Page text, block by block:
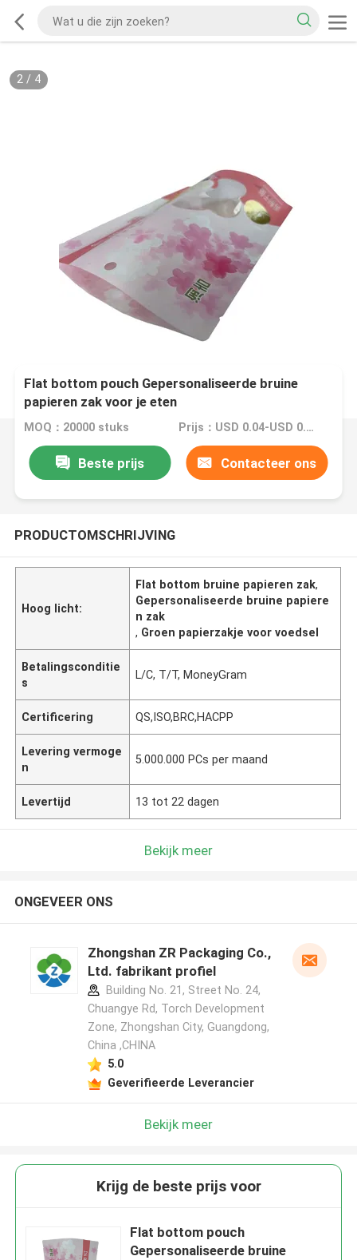
2/ 4
Flat bottom pouch Gepersonaliseerde bruine
papieren zak voor je eten
MOQ：20000 stuks Prijs：USD 0.04-USD 0.08
Beste prijs Contacteer ons
PRODUCTOMSCHRIJVING
Hoog licht:
Flat bottom bruine papieren zak,
Gepersonaliseerde bruine papiere
n zak
, Groen papierzakje voor voedsel
Betalingsconditie
s
L/C, T/T, MoneyGram
Certificering QS,ISO,BRC,HACPP
Levering vermoge
n
5.000.000 PCs per maand
Levertijd 13 tot 22 dagen
Bekijk meer
ONGEVEER ONS
Zhongshan ZR Packaging Co.,
Ltd. fabrikant profiel
Building No. 21, Street No. 24,
Chuangye Rd, Torch Development
Zone, Zhongshan City, Guangdong,
China ,CHINA
5.0
Geverifieerde Leverancier
Bekijk meer
Krijg de beste prijs voor
Flat bottom pouch
Gepersonaliseerde bruine